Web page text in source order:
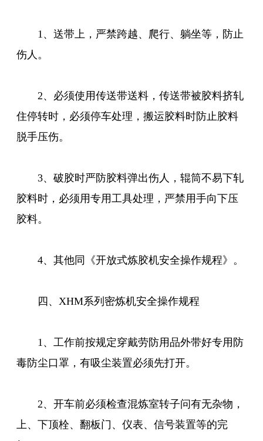
1、送带上，严禁跨越、爬行、躺坐等，防止
伤人。
2、必须使用传送带送料，传送带被胶料挤轧
住停转时，必须停车处理，搬运胶料时防止胶料
脱手压伤。
3、破胶时严防胶料弹出伤人，辊筒不易下轧
胶料时，必须用专用工具处理，严禁用手向下压
胶料。
4、其他同《开放式炼胶机安全操作规程》。
四、XHM系列密炼机安全操作规程
1、工作前按规定穿戴劳防用品外带好专用防
毒防尘口罩，有吸尘装置必须先打开。
2、开车前必须检查混炼室转子问有无杂物，
上、下顶栓、翻板门、仪表、信号装置等的完